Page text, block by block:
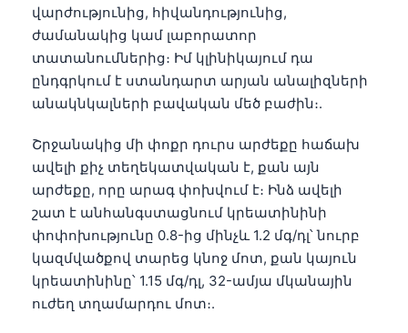
վարժությունից, հիվանդությունից,
ժամանակից կամ լաբորատոր
տատանումներից։ Իմ կլինիկայում դա
ընդգրկում է ստանդարտ արյան անալիզների
անակնկալների բավական մեծ բաժին։.
Շրջանակից մի փոքր դուրս արժեքը հաճախ
ավելի քիչ տեղեկատվական է, քան այն
արժեքը, որը արագ փոխվում է։ Ինձ ավելի
շատ է անհանգստացնում կրեատինինի
փոփոխությունը 0.8-ից մինչև 1.2 մգ/դլ՝ նուրբ
կազմվածքով տարեց կնոջ մոտ, քան կայուն
կրեատինինը՝ 1.15 մգ/դլ, 32-ամյա մկանային
ուժեղ տղամարդու մոտ։.